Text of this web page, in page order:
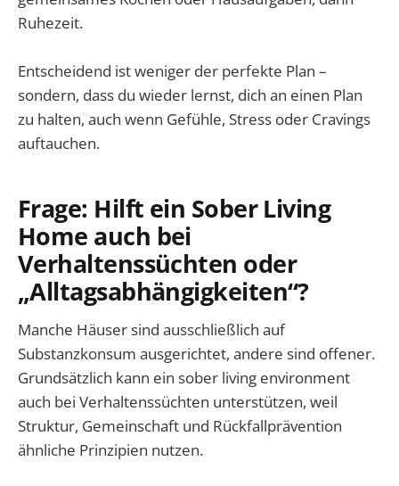
Ruhezeit.
Entscheidend ist weniger der perfekte Plan –
sondern, dass du wieder lernst, dich an einen Plan
zu halten, auch wenn Gefühle, Stress oder Cravings
auftauchen.
Frage: Hilft ein Sober Living
Home auch bei
Verhaltenssüchten oder
„Alltagsabhängigkeiten“?
Manche Häuser sind ausschließlich auf
Substanzkonsum ausgerichtet, andere sind offener.
Grundsätzlich kann ein sober living environment
auch bei Verhaltenssüchten unterstützen, weil
Struktur, Gemeinschaft und Rückfallprävention
ähnliche Prinzipien nutzen.